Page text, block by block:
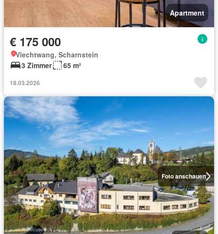
Apartment
€ 175 000
Viechtwang, Scharnstein
3 Zimmer
65 m²
18.03.2026
Foto anschauen